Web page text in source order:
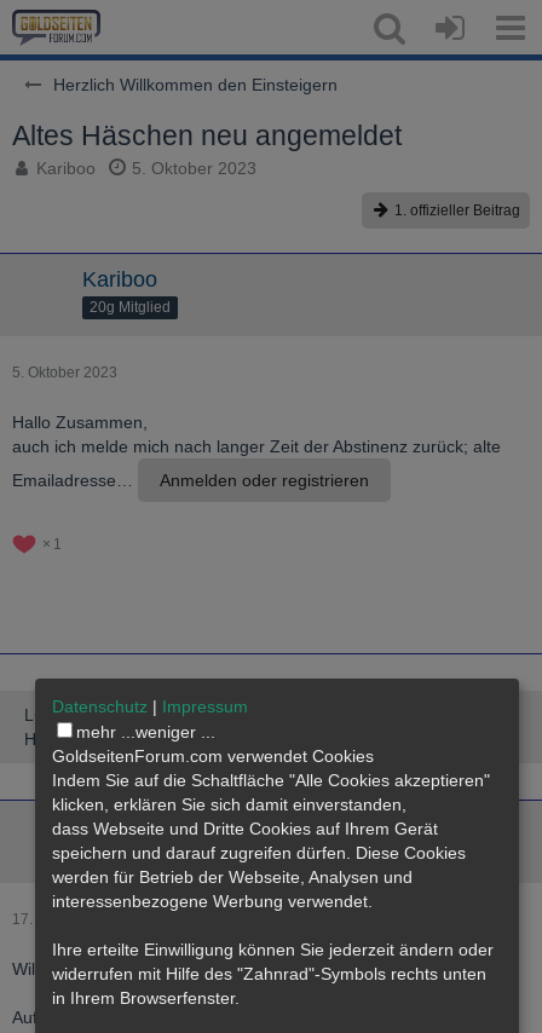
Herzlich Willkommen den Einsteigern
Altes Häschen neu angemeldet
Kariboo 5. Oktober 2023
1. offizieller Beitrag
Kariboo
20g Mitglied
5. Oktober 2023
Hallo Zusammen,
auch ich melde mich nach langer Zeit der Abstinenz zurück; alte
Emailadresse…
Anmelden oder registrieren
1
LuckyFriday 6. Oktober 2023
Hat das Thema freigeschaltet.
David M. Reymann
Moderation
17. Oktober 2023
Willkommen zurück Hoss!
Auf weiter gute Unterhaltung und reichlich Beute Kariboo
Datenschutz | Impressum
mehr ... weniger ...
GoldseitenForum.com verwendet Cookies
Indem Sie auf die Schaltfläche "Alle Cookies akzeptieren"
klicken, erklären Sie sich damit einverstanden,
dass Webseite und Dritte Cookies auf Ihrem Gerät
speichern und darauf zugreifen dürfen. Diese Cookies
werden für Betrieb der Webseite, Analysen und
interessenbezogene Werbung verwendet.
Ihre erteilte Einwilligung können Sie jederzeit ändern oder
widerrufen mit Hilfe des "Zahnrad"-Symbols rechts unten
in Ihrem Browserfenster.